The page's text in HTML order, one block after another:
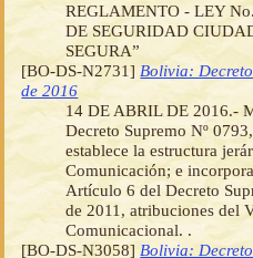
REGLAMENTO - LEY
DE SEGURIDAD
SEGURA”
[BO-DS-N2731] Bolivia:
de 2016
14 DE ABRIL DE 2016.-
Decreto Supremo Nº
establece la estructura
Comunicación; e
Artículo 6 del Decreto
de 2011, atribuciones del
Comunicacional. .
[BO-DS-N3058] Bolivia: